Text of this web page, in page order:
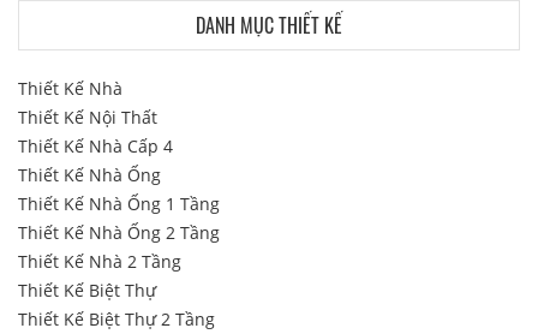
DANH MỤC THIẾT KẾ
Thiết Kế Nhà
Thiết Kế Nội Thất
Thiết Kế Nhà Cấp 4
Thiết Kế Nhà Ống
Thiết Kế Nhà Ống 1 Tầng
Thiết Kế Nhà Ống 2 Tầng
Thiết Kế Nhà 2 Tầng
Thiết Kế Biệt Thự
Thiết Kế Biệt Thự 2 Tầng